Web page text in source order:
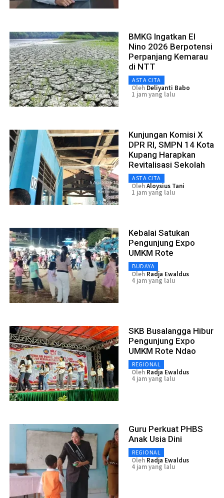
BMKG Ingatkan El
Nino 2026 Berpotensi
Perpanjang Kemarau
di NTT
ASTA CITA
Oleh Deliyanti Babo
1 jam yang lalu
Kunjungan Komisi X
DPR RI, SMPN 14 Kota
Kupang Harapkan
Revitalisasi Sekolah
ASTA CITA
OlehAloysius Tani
1 jam yang lalu
Kebalai Satukan
Pengunjung Expo
UMKM Rote
BUDAYA
Oleh Radja Ewaldus
4 jam yang lalu
SKB Busalangga Hibur
Pengunjung Expo
UMKM Rote Ndao
REGIONAL
Oleh Radja Ewaldus
4 jam yang lalu
Guru Perkuat PHBS
Anak Usia Dini
REGIONAL
Oleh Radja Ewaldus
4 jam yang lalu